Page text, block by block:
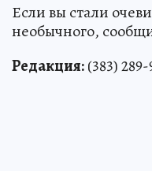
Если вы стали
необычного,
Редакция:(383)